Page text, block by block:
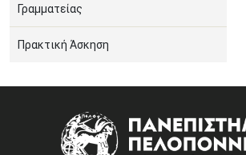
Γραμματείας
Πρακτική Άσκηση